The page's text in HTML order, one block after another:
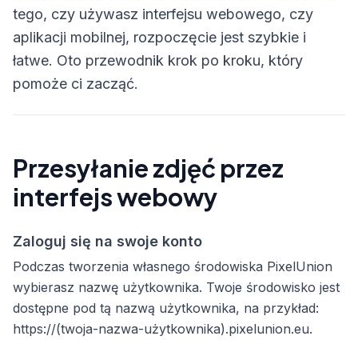
tego, czy używasz interfejsu webowego, czy
aplikacji mobilnej, rozpoczęcie jest szybkie i
łatwe. Oto przewodnik krok po kroku, który
pomoże ci zacząć.
Przesyłanie zdjęć przez
interfejs webowy
Zaloguj się na swoje konto
Podczas tworzenia własnego środowiska PixelUnion
wybierasz nazwę użytkownika. Twoje środowisko jest
dostępne pod tą nazwą użytkownika, na przykład:
https://(twoja-nazwa-użytkownika).pixelunion.eu.